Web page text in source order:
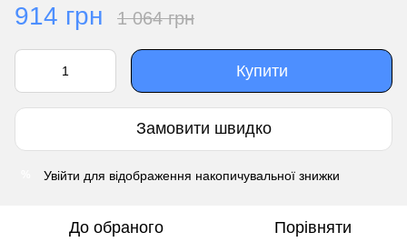
914 грн 1 064 грн
Купити
Замовити швидко
Увійти для відображення накопичувальної знижки
До обраного Порівняти